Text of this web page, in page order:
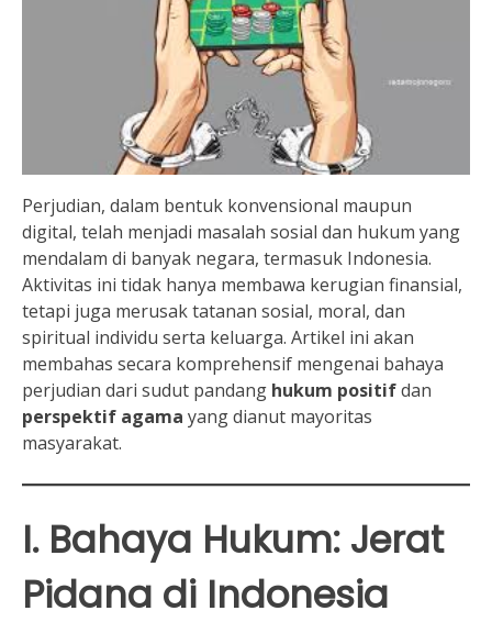
Perjudian, dalam bentuk konvensional maupun
digital, telah menjadi masalah sosial dan hukum yang
mendalam di banyak negara, termasuk Indonesia.
Aktivitas ini tidak hanya membawa kerugian finansial,
tetapi juga merusak tatanan sosial, moral, dan
spiritual individu serta keluarga. Artikel ini akan
membahas secara komprehensif mengenai bahaya
perjudian dari sudut pandang hukum positifdan
perspektif agama yang dianut mayoritas
masyarakat.
I. Bahaya Hukum: Jerat
Pidana di Indonesia